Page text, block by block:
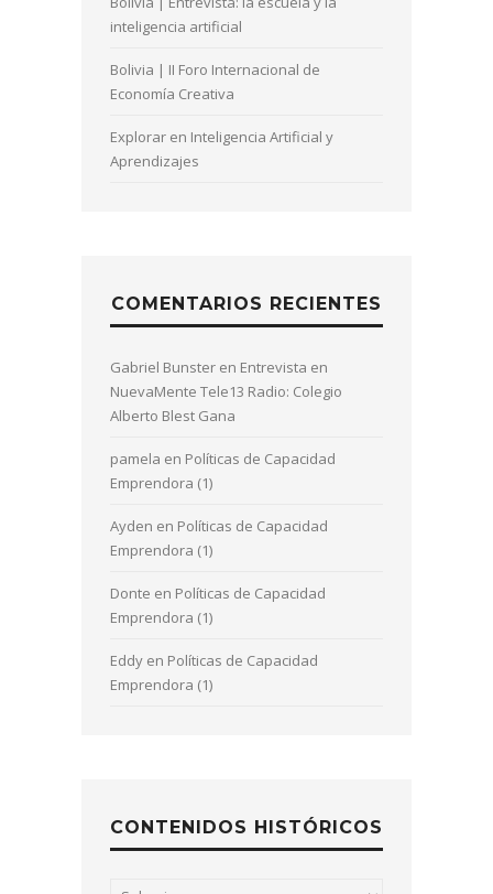
inteligencia artificial
Bolivia | II Foro Internacional de
Economía Creativa
Explorar en Inteligencia Artificial y
Aprendizajes
COMENTARIOS RECIENTES
Gabriel Bunster en Entrevista en
NuevaMente Tele13 Radio: Colegio
Alberto Blest Gana
pamela en Políticas de Capacidad
Emprendora (1)
Ayden en Políticas de Capacidad
Emprendora (1)
Donte en Políticas de Capacidad
Emprendora (1)
Eddy en Políticas de Capacidad
Emprendora (1)
CONTENIDOS HISTÓRICOS
Contenidos